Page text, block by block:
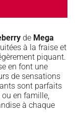
de Mega
à la fraise et
piquant.
en font une
de sensations
sont parfaits
en famille,
à chaque